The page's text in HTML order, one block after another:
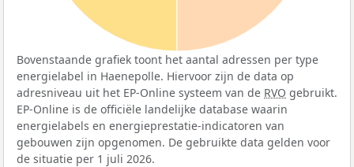
Bovenstaande grafiek toont het aantal adressen per type
energielabel in Haenepolle. Hiervoor zijn de data op
adresniveau uit het EP-Online systeem van de RVO gebruikt.
EP-Online is de officiële landelijke database waarin
energielabels en energieprestatie-indicatoren van
gebouwen zijn opgenomen. De gebruikte data gelden voor
de situatie per 1 juli 2026.